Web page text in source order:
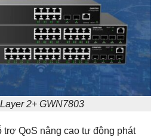
2+ GWN7803
trợ QoS nâng cao tự động phát